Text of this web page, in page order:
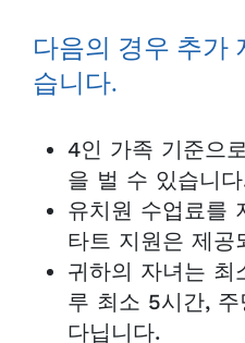
다음의 경우 추가
습니다.
4인 가족 기준으
을 벌 수 있습니
유치원 수업료를
타트 지원은 제공
귀하의 자녀는 최
루 최소 5시간,
다닙니다.